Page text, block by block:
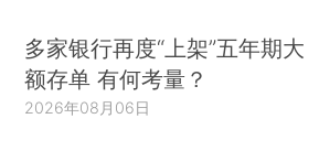
多家银行再度“上架”五年期大
额存单 有何考量？
2026年08月06日